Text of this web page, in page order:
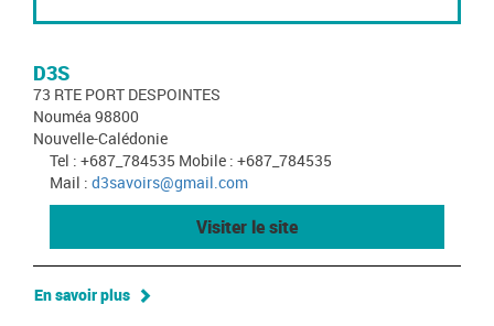
D3S
73 RTE PORT DESPOINTES
Nouméa 98800
Nouvelle-Calédonie
Tel : +687_784535 Mobile : +687_784535
Mail : d3savoirs@gmail.com
Visiter le site
En savoir plus